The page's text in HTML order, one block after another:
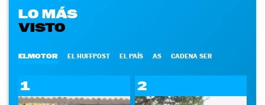
LO MÁS
VISTO
ELMOTOR EL HUFFPOST EL PAÍS AS CADENA SER
1 2